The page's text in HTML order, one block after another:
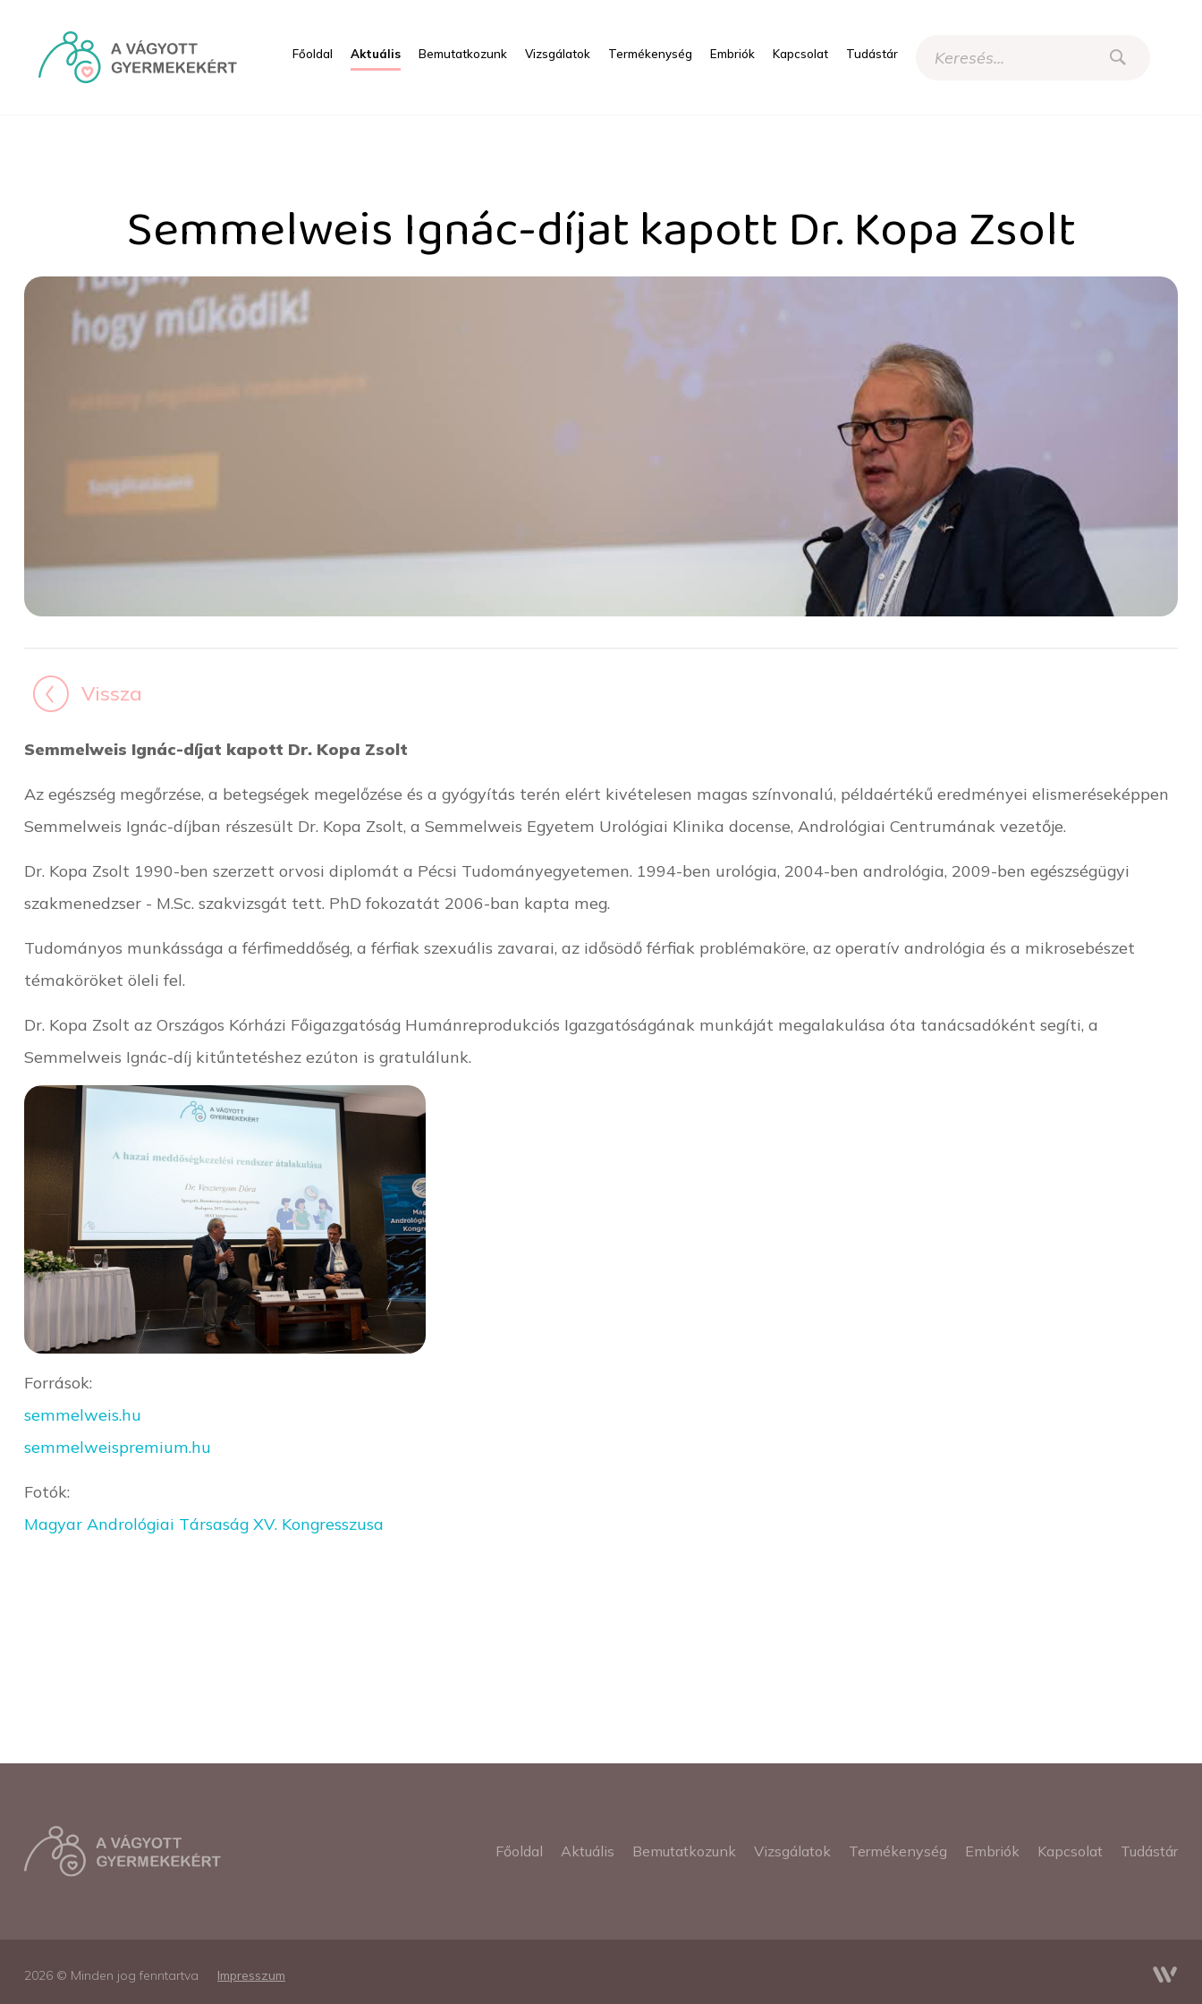
Főoldal Aktuális Bemutatkozunk Vizsgálatok Termékenység Embriók Kapcsolat Tudástár
Semmelweis Ignác-díjat kapott Dr. Kopa Zsolt
Vissza
Semmelweis Ignác-díjat kapott Dr. Kopa Zsolt
Az egészség megőrzése, a betegségek megelőzése és a gyógyítás terén elért kivételesen magas színvonalú, példaértékű eredményei elismeréseképpen
Semmelweis Ignác-díjban részesült Dr. Kopa Zsolt, a Semmelweis Egyetem Urológiai Klinika docense, Andrológiai Centrumának vezetője.
Dr. Kopa Zsolt 1990-ben szerzett orvosi diplomát a Pécsi Tudományegyetemen. 1994-ben urológia, 2004-ben andrológia, 2009-ben egészségügyi
szakmenedzser - M.Sc. szakvizsgát tett. PhD fokozatát 2006-ban kapta meg.
Tudományos munkássága a férfimeddőség, a férfiak szexuális zavarai, az idősödő férfiak problémaköre, az operatív andrológia és a mikrosebészet
témaköröket öleli fel.
Dr. Kopa Zsolt az Országos Kórházi Főigazgatóság Humánreprodukciós Igazgatóságának munkáját megalakulása óta tanácsadóként segíti, a
Semmelweis Ignác-díj kitűntetéshez ezúton is gratulálunk.
Források:
semmelweis.hu
semmelweispremium.hu
Fotók:
Magyar Andrológiai Társaság XV. Kongresszusa
Főoldal Aktuális Bemutatkozunk Vizsgálatok Termékenység Embriók Kapcsolat Tudástár
2026 © Minden jog fenntartva Impresszum